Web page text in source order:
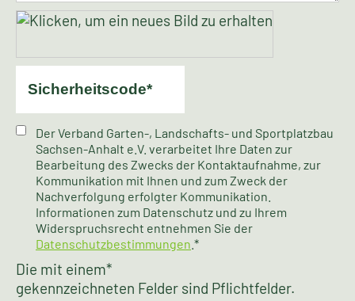
Der Verband Garten-, Landschafts- und Sportplatzbau
Sachsen-Anhalt e.V. verarbeitet Ihre Daten zur
Bearbeitung des Zwecks der Kontaktaufnahme, zur
Kommunikation mit Ihnen und zum Zweck der
Nachverfolgung erfolgter Kommunikation.
Informationen zum Datenschutz und zu Ihrem
Widerspruchsrecht entnehmen Sie der
Datenschutzbestimmungen .*
Die mit einem*
gekennzeichneten Felder sind Pflichtfelder.